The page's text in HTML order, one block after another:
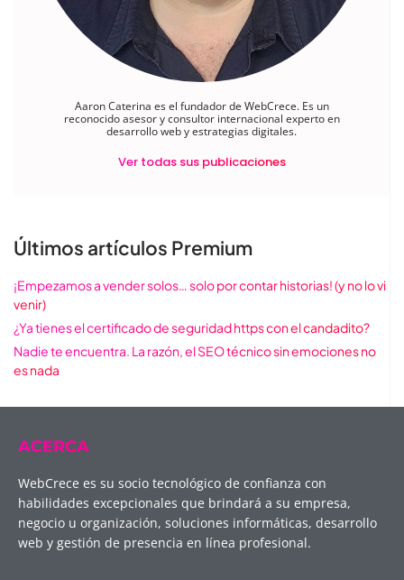
Aaron Caterina es el fundador de WebCrece. Es un
reconocido asesor y consultor internacional experto en
desarrollo web y estrategias digitales.
Ver todas sus publicaciones
Últimos artículos Premium
¡Empezamos a vender solos… solo por contar historias! (y no lo vi
venir)
¿Ya tienes el certificado de seguridad https con el candadito?
Nadie te encuentra. La razón, el SEO técnico sin emociones no
es nada
ACERCA
WebCrece es su socio tecnológico de confianza con
habilidades excepcionales que brindará a su empresa,
negocio u organización, soluciones informáticas, desarrollo
web y gestión de presencia en línea profesional.